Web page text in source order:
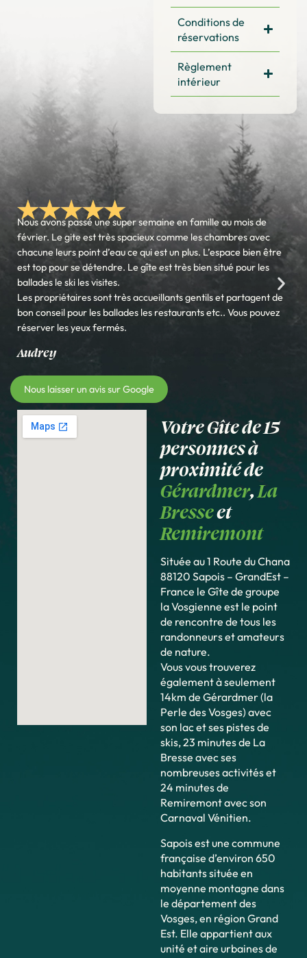
Conditions de
réservations
Règlement
intérieur
Nous avons passé une super semaine en famille au mois de
février. Le gite est très spacieux comme les chambres avec
chacune leurs point d’eau ce qui est un plus. L’espace bien être
est top pour se détendre. Le gîte est très bien situé pour les
ballades le ski les visites.
Les propriétaires sont très accueillants gentils et partagent de
bon conseil pour les ballades les restaurants etc.. Vous pouvez
réserver les yeux fermés.
Audrey
Nous laisser un avis sur Google
Votre Gîte de 15
personnes à
proximité de
Gérardmer, La
Bresseet
Remiremont
Située au 1 Route du Chana
88120 Sapois – GrandEst –
France le Gîte de groupe
la Vosgienne est le point
de rencontre de tous les
randonneurs et amateurs
de nature.
Vous vous trouverez
également à seulement
14km de Gérardmer (la
Perle des Vosges) avec
son lac et ses pistes de
skis, 23 minutes de La
Bresse avec ses
nombreuses activités et
24 minutes de
Remiremont avec son
Carnaval Vénitien.
Sapois est une commune
française d’environ 650
habitants située en
moyenne montagne dans
le département des
Vosges, en région Grand
Est. Elle appartient aux
unité et aire urbaines de